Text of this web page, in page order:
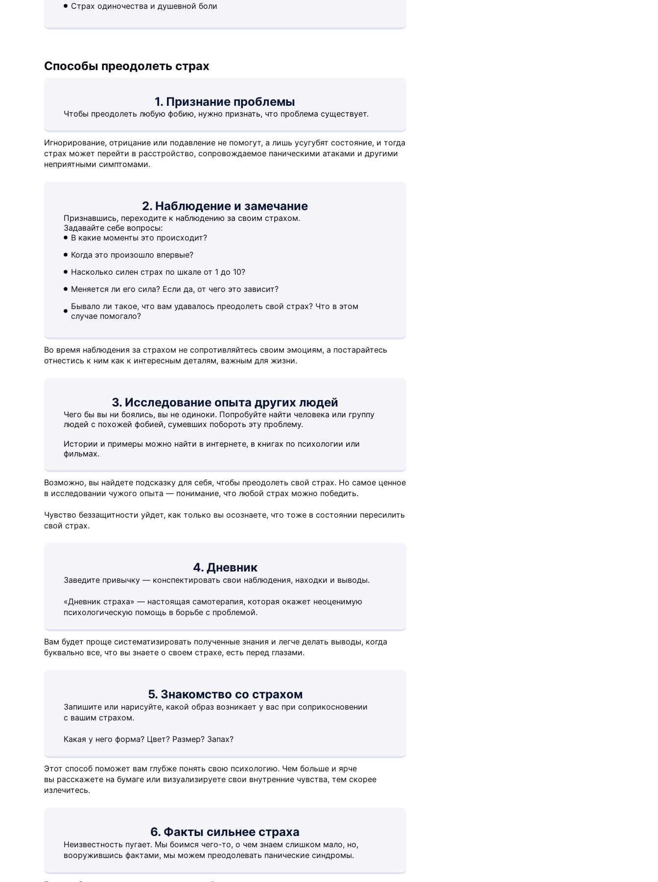
Страх одиночества и душевной боли
Способы преодолеть страх
1. Признание проблемы
Чтобы преодолеть любую фобию, нужно признать, что проблема существует.
Игнорирование, отрицание или подавление не помогут, а лишь усугубят состояние, и тогда
страх может перейти в расстройство, сопровождаемое паническими атаками и другими
неприятными симптомами.
2. Наблюдение и замечание
Признавшись, переходите к наблюдению за своим страхом.
Задавайте себе вопросы:
В какие моменты это происходит?
Когда это произошло впервые?
Насколько силен страх по шкале от 1 до 10?
Меняется ли его сила? Если да, от чего это зависит?
Бывало ли такое, что вам удавалось преодолеть свой страх? Что в этом
случае помогало?
Во время наблюдения за страхом не сопротивляйтесь своим эмоциям, а постарайтесь
отнестись к ним как к интересным деталям, важным для жизни.
3. Исследование опыта других людей
Чего бы вы ни боялись, вы не одиноки. Попробуйте найти человека или группу
людей с похожей фобией, сумевших побороть эту проблему.
Истории и примеры можно найти в интернете, в книгах по психологии или
фильмах.
Возможно, вы найдете подсказку для себя, чтобы преодолеть свой страх. Но самое ценное
в исследовании чужого опыта — понимание, что любой страх можно победить.
Чувство беззащитности уйдет, как только вы осознаете, что тоже в состоянии пересилить
свой страх.
4. Дневник
Заведите привычку — конспектировать свои наблюдения, находки и выводы.
«Дневник страха» — настоящая самотерапия, которая окажет неоценимую
психологическую помощь в борьбе с проблемой.
Вам будет проще систематизировать полученные знания и легче делать выводы, когда
буквально все, что вы знаете о своем страхе, есть перед глазами.
5. Знакомство со страхом
Запишите или нарисуйте, какой образ возникает у вас при соприкосновении
с вашим страхом.
Какая у него форма? Цвет? Размер? Запах?
Этот способ поможет вам глубже понять свою психологию. Чем больше и ярче
вы расскажете на бумаге или визуализируете свои внутренние чувства, тем скорее
излечитесь.
6. Факты сильнее страха
Неизвестность пугает. Мы боимся чего-то, о чем знаем слишком мало, но,
вооружившись фактами, мы можем преодолевать панические синдромы.